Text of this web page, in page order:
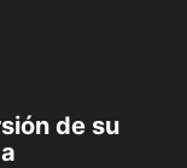
de su